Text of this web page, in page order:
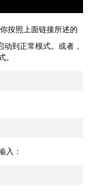
按照上面链接所述的
动到正常模式。或者，
入：